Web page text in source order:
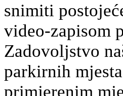
snimiti
video-zapisom
Zadovoljstvo
parkirnih
primjerenim